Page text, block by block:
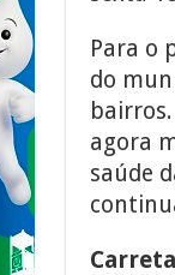
Para o
do
agora
saúde